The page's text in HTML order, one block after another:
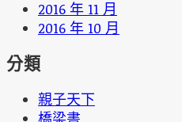
2016 年 11 月
2016 年 10 月
分類
親子天下